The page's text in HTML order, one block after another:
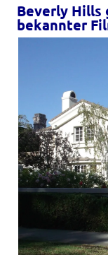
Beverly Hills
bekannter